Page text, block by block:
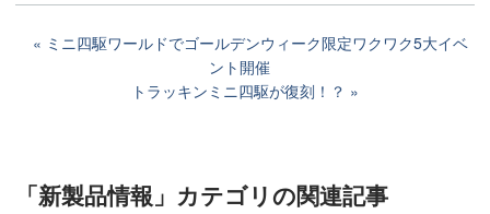
ミニ四駆ワールドでゴールデンウィーク限定ワクワク5大イベ
ント開催
トラッキンミニ四駆が復刻！？
「新製品情報」カテゴリの関連記事